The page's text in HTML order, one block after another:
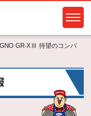
GR-XⅢ 待望のコンパ